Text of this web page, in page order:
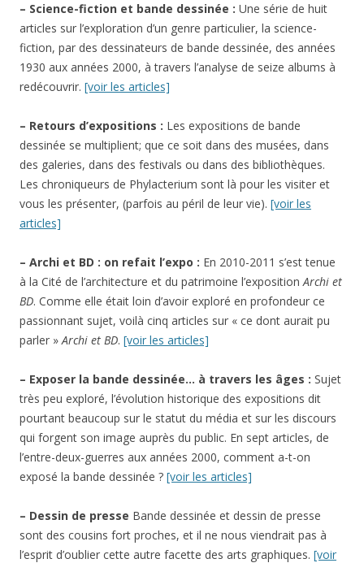
– Science-fiction et bande dessinée : Une série de huit
articles sur l’exploration d’un genre particulier, la science-
fiction, par des dessinateurs de bande dessinée, des années
1930 aux années 2000, à travers l’analyse de seize albums à
redécouvrir. [voir les articles]
– Retours d’expositions : Les expositions de bande
dessinée se multiplient; que ce soit dans des musées, dans
des galeries, dans des festivals ou dans des bibliothèques.
Les chroniqueurs de Phylacterium sont là pour les visiter et
vous les présenter, (parfois au péril de leur vie). [voir les
articles]
– Archi et BD : on refait l’expo : En 2010-2011 s’est tenue
à la Cité de l’architecture et du patrimoine l’expositionArchi et
BD. Comme elle était loin d’avoir exploré en profondeur ce
passionnant sujet, voilà cinq articles sur « ce dont aurait pu
parler »Archi et BD. [voir les articles]
– Exposer la bande dessinée… à travers les âges : Sujet
très peu exploré, l’évolution historique des expositions dit
pourtant beaucoup sur le statut du média et sur les discours
qui forgent son image auprès du public. En sept articles, de
l’entre-deux-guerres aux années 2000, comment a-t-on
exposé la bande dessinée ? [voir les articles]
– Dessin de presse Bande dessinée et dessin de presse
sont des cousins fort proches, et il ne nous viendrait pas à
l’esprit d’oublier cette autre facette des arts graphiques. [voir